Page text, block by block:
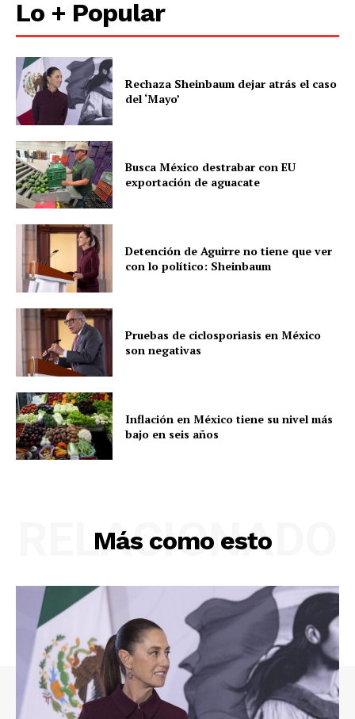
Lo + Popular
Rechaza Sheinbaum dejar atrás el caso
del ‘Mayo’
Busca México destrabar con EU
exportación de aguacate
Detención de Aguirre no tiene que ver
con lo político: Sheinbaum
Pruebas de ciclosporiasis en México
son negativas
Inflación en México tiene su nivel más
bajo en seis años
Más como esto
RELACIONADO